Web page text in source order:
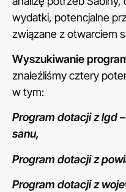
wydatki, potencjalne
związane z otwarciem
Wyszukiwanie
znaleźliśmy cztery
w tym:
Program dotacji z lgd
sanu,
Program dotacji z
Program dotacji z